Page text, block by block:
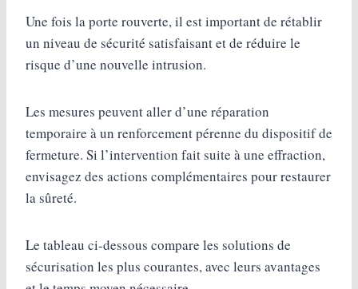
Une fois la porte rouverte, il est important de rétablir
un niveau de sécurité satisfaisant et de réduire le
risque d’une nouvelle intrusion.
Les mesures peuvent aller d’une réparation
temporaire à un renforcement pérenne du dispositif de
fermeture. Si l’intervention fait suite à une effraction,
envisagez des actions complémentaires pour restaurer
la sûreté.
Le tableau ci-dessous compare les solutions de
sécurisation les plus courantes, avec leurs avantages